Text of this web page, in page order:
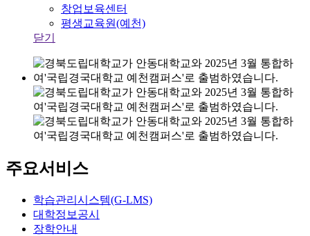
창업보육센터
평생교육원(예천)
닫기
주요서비스
학습관리시스템(G-LMS)
대학정보공시
장학안내